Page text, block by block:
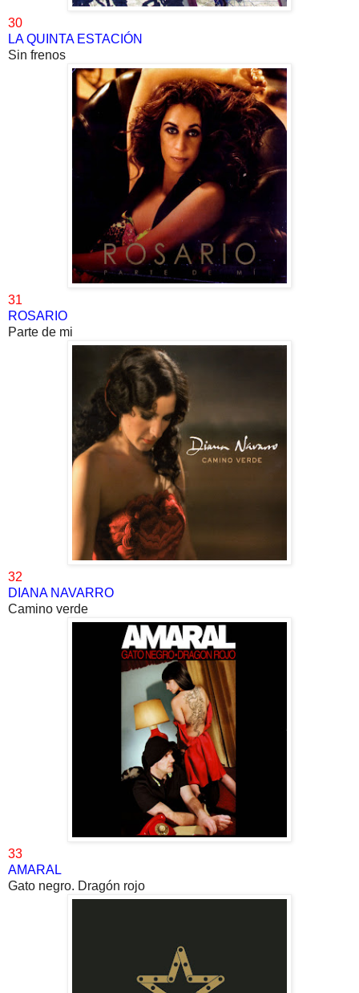
30
LA QUINTA ESTACIÓN
Sin frenos
31
ROSARIO
Parte de mi
32
DIANA NAVARRO
Camino verde
33
AMARAL
Gato negro. Dragón rojo